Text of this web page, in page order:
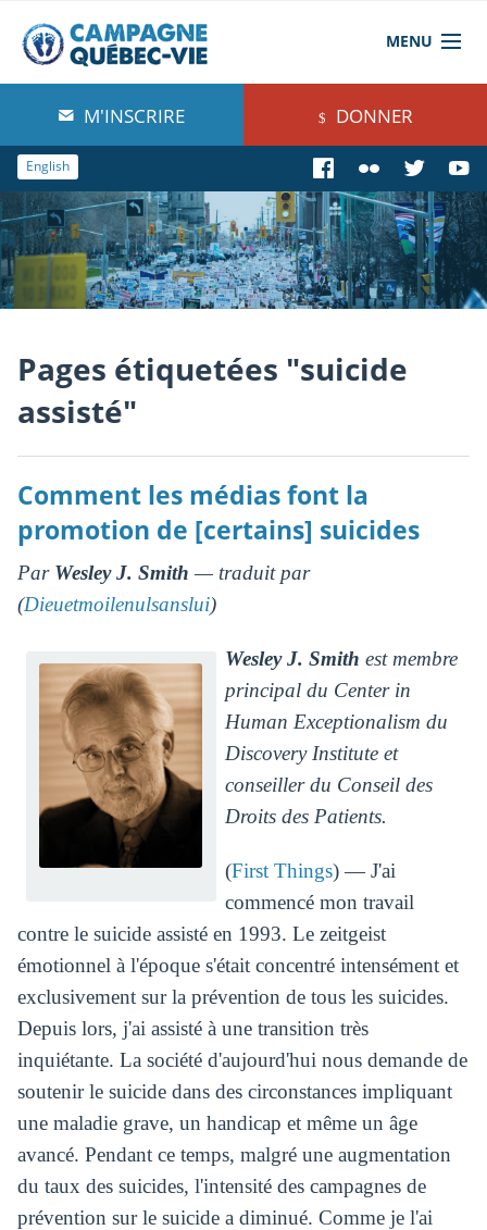
MENU
À propos de nous
Blog
Comprendre
Agir
Boutique
M'INSCRIRE DONNER
English
Pages étiquetées "suicide
assisté"
Comment les médias font la
promotion de [certains] suicides
Par Wesley J. Smith — traduit par
(Dieuetmoilenulsanslui)
Wesley J. Smith est membre
principal du Center in
Human Exceptionalism du
Discovery Institute et
conseiller du Conseil des
Droits des Patients.
(First Things) — J'ai
commencé mon travail
contre le suicide assisté en 1993. Le zeitgeist
émotionnel à l'époque s'était concentré intensément et
exclusivement sur la prévention de tous les suicides.
Depuis lors, j'ai assisté à une transition très
inquiétante. La société d'aujourd'hui nous demande de
soutenir le suicide dans des circonstances impliquant
une maladie grave, un handicap et même un âge
avancé. Pendant ce temps, malgré une augmentation
du taux des suicides, l'intensité des campagnes de
prévention sur le suicide a diminué. Comme je l'ai